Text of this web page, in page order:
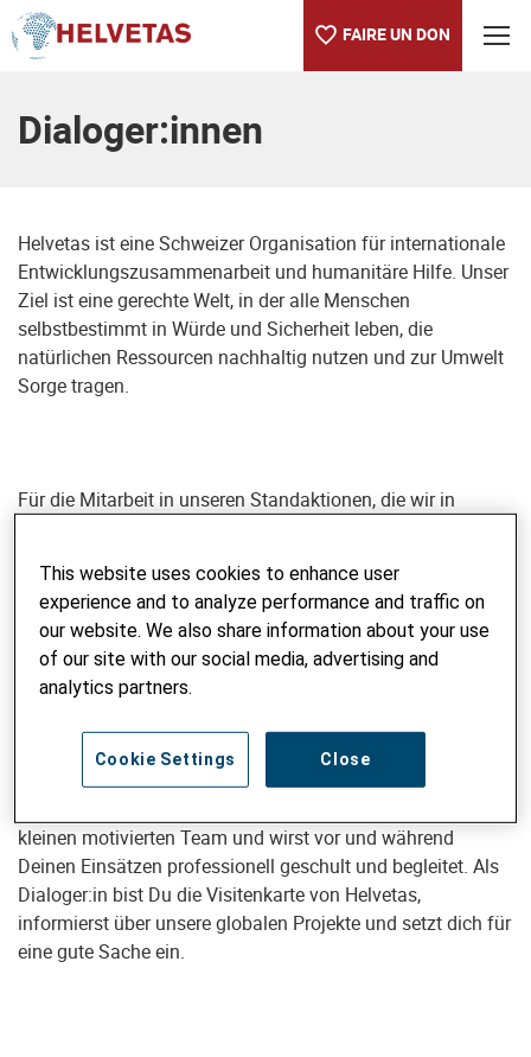
FAIRE UN DON
Dialoger:innen
Helvetas ist eine Schweizer Organisation für internationale
Entwicklungszusammenarbeit und humanitäre Hilfe. Unser
Ziel ist eine gerechte Welt, in der alle Menschen
selbstbestimmt in Würde und Sicherheit leben, die
natürlichen Ressourcen nachhaltig nutzen und zur Umwelt
Sorge tragen.
Für die Mitarbeit in unseren Standaktionen, die wir in
begeisterungsfähige und engagierte Dialoger:innen.
DEINE AUFGABEN
Du sprichst im Namen von Helvetas Passantinnen und
kommunikativen Fähigkeiten und Deiner
Begeisterungsfähigkeit neue Patinnen und Paten für unsere
kleinen motivierten Team und wirst vor und während
Deinen Einsätzen professionell geschult und begleitet. Als
Dialoger:in bist Du die Visitenkarte von Helvetas,
informierst über unsere globalen Projekte und setzt dich für
eine gute Sache ein.
This website uses cookies to enhance user
experience and to analyze performance and traffic on
our website. We also share information about your use
of our site with our social media, advertising and
analytics partners.
Close
Cookie Settings